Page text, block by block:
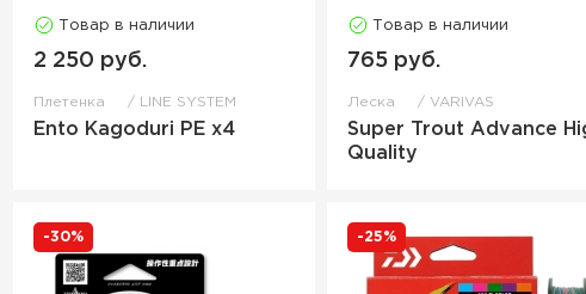
Товар в наличии
2 250 руб.
Плетенка LINE SYSTEM
Ento Kagoduri PE x4
Товар в наличии
765 руб.
Леска VARIVAS
Super Trout Advance
Quality
-30% -25%